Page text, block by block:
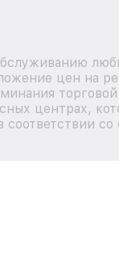
цен на
центрах,